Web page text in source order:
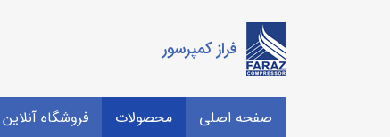
فراز کمپرسور
صفحه اصلی محصولات فروشگاه آنلاین